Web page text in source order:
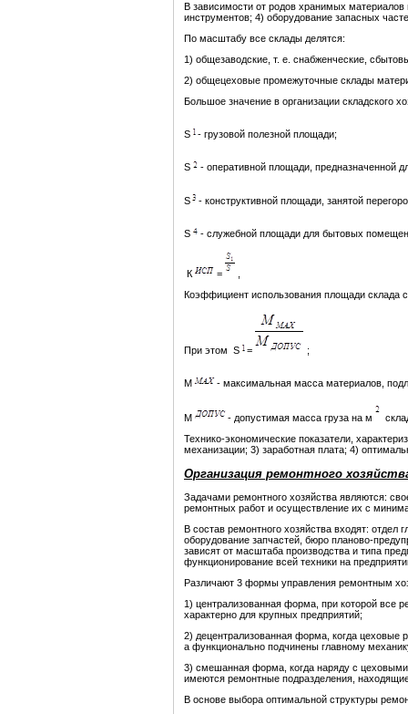
В зависимости от родов хранимых
инструментов; 4) оборудование запасных
По масштабу все склады делятся:
1) общезаводские, т. е. снабженческие,
2) общецеховые промежуточные склады
Большое значение в организации складского
S - грузовой полезной площади;
S - оперативной площади, предназначенной
S - конструктивной площади, занятой
S - служебной площади для бытовых
К =
Коэффициент использования площади склада
При этом S = ;
М - максимальная масса материалов,
М - допустимая масса груза на м
Технико-экономические показатели,
механизации; 3) заработная плата; 4)
Организация ремонтного
Задачами ремонтного хозяйства являются:
ремонтных работ и осуществление их с
В состав ремонтного хозяйства входят:
оборудование запчастей, бюро планово-
зависят от масштаба производства и типа
функционирование всей техники на
Различают 3 формы управления ремонтным
1) централизованная форма, при которой все
характерно для крупных предприятий;
2) децентрализованная форма, когда
а функционально подчинены главному
3) смешанная форма, когда наряду с
имеются ремонтные подразделения,
В основе выбора оптимальной структуры